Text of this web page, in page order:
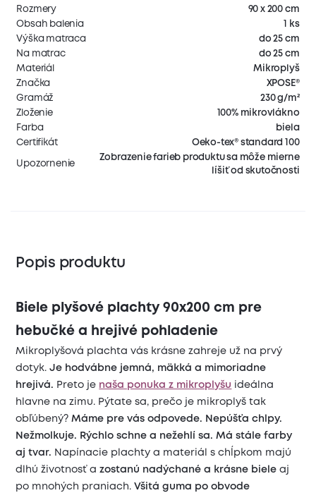
Rozmery
90 x 200 cm
Obsah balenia
1 ks
Výška matraca
do 25 cm
Na matrac
do 25 cm
Materiál
Mikroplyš
Značka
XPOSE®
Gramáž
230 g/m²
Zloženie
100% mikrovlákno
Farba
biela
Certifikát
Oeko-tex® standard 100
Upozornenie
Zobrazenie farieb produktu sa môže mierne
líšiť od skutočnosti
Popis produktu
Biele plyšové plachty 90x200 cm pre
hebučké a hrejivé pohladenie
Mikroplyšová plachta vás krásne zahreje už na prvý
dotyk.Je hodvábne jemná, mäkká a mimoriadne
hrejivá. Preto je naša ponuka z mikroplyšu
ideálna
hlavne na zimu. Pýtate sa, prečo je mikroplyš tak
obľúbený?Máme pre vás odpovede. Nepúšťa chlpy.
Nežmolkuje. Rýchlo schne a nežehlí sa. Má stále farby
aj tvar. Napínacie plachty a materiál s chĺpkom majú
dlhú životnosť azostanú nadýchané a krásne biele aj
po mnohých praniach. Všitá guma po obvode